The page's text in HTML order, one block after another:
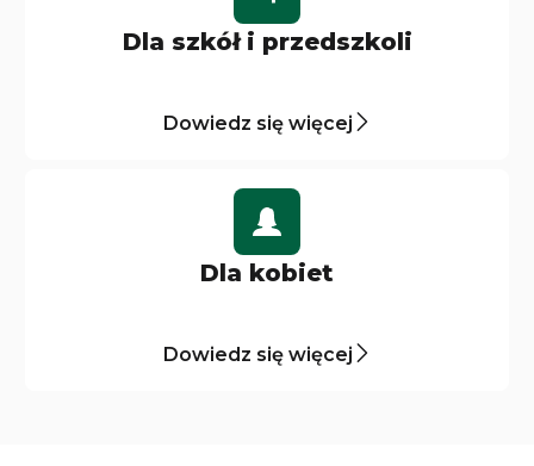
Dla szkół i przedszkoli
Dowiedz się więcej
Dla kobiet
Dowiedz się więcej